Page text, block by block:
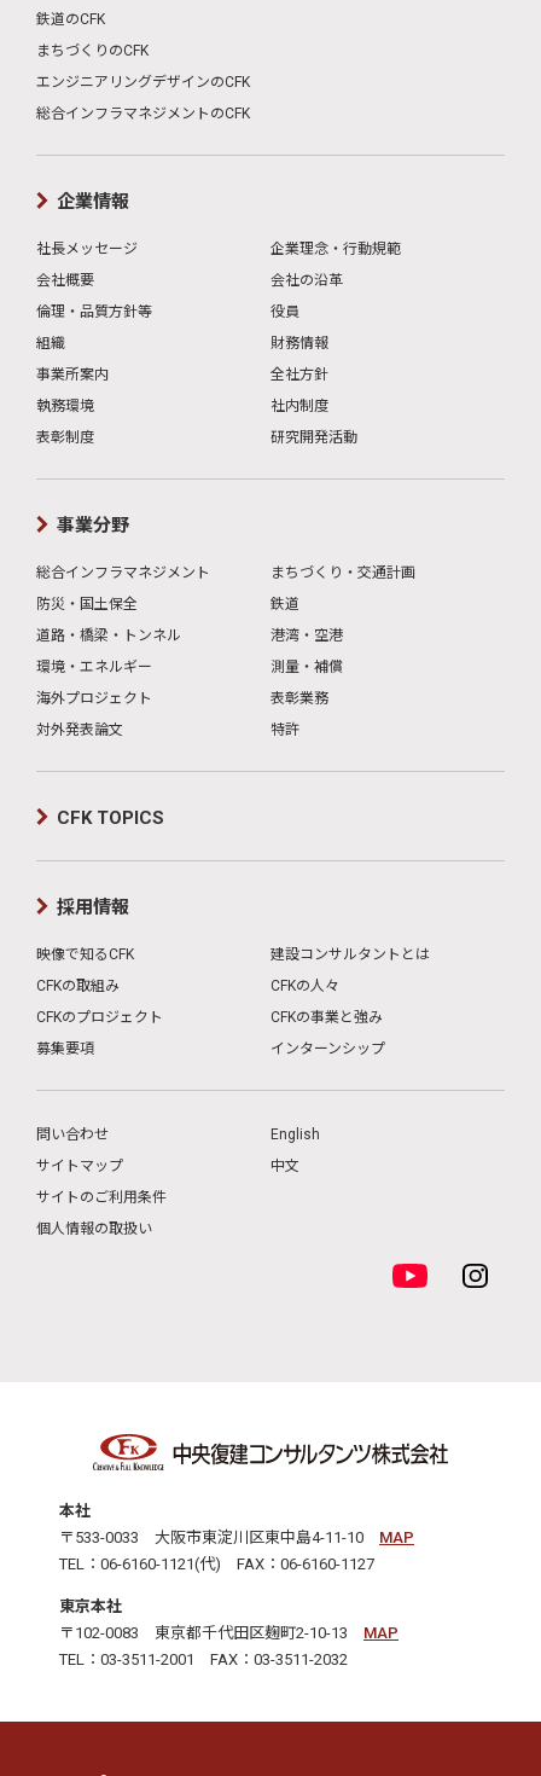
鉄道のCFK
まちづくりのCFK
エンジニアリングデザインのCFK
総合インフラマネジメントのCFK
企業情報
社長メッセージ
企業理念・行動規範
会社概要
会社の沿革
倫理・品質方針等
役員
組織
財務情報
事業所案内
全社方針
執務環境
社内制度
表彰制度
研究開発活動
事業分野
総合インフラマネジメント
まちづくり・交通計画
防災・国土保全
鉄道
道路・橋梁・トンネル
港湾・空港
環境・エネルギー
測量・補償
海外プロジェクト
表彰業務
対外発表論文
特許
CFK TOPICS
採用情報
映像で知るCFK
建設コンサルタントとは
CFKの取組み
CFKの人々
CFKのプロジェクト
CFKの事業と強み
募集要項
インターンシップ
問い合わせ
サイトマップ
サイトのご利用条件
個人情報の取扱い
English
中文
本社
〒533-0033 大阪市東淀川区東中島4-11-10 MAP
TEL：06-6160-1121(代) FAX：06-6160-1127
東京本社
〒102-0083 東京都千代田区麹町2-10-13 MAP
TEL：03-3511-2001 FAX：03-3511-2032